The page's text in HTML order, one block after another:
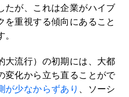
たが、これは企業がハイブ
を重視する傾向にあること
大流行）の初期には、大都
変化から立ち直ることがで
が少なからずあり 、ソーシ